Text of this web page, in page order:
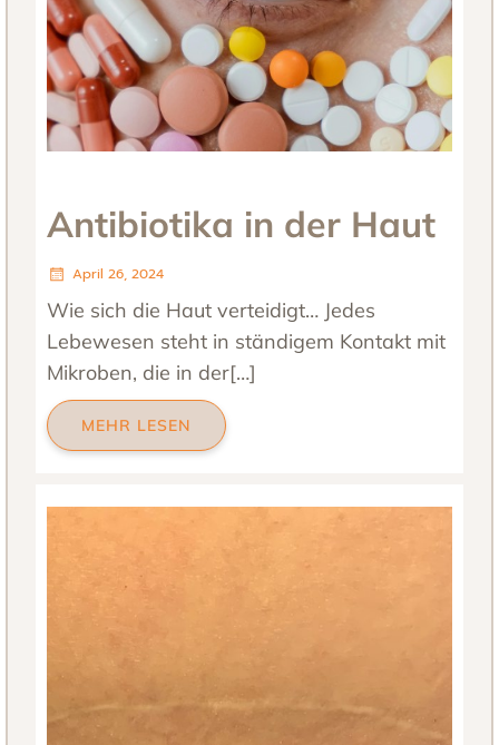
Antibiotika in der Haut
April 26, 2024
Wie sich die Haut verteidigt… Jedes
Lebewesen steht in ständigem Kontakt mit
Mikroben, die in der[…]
MEHR LESEN